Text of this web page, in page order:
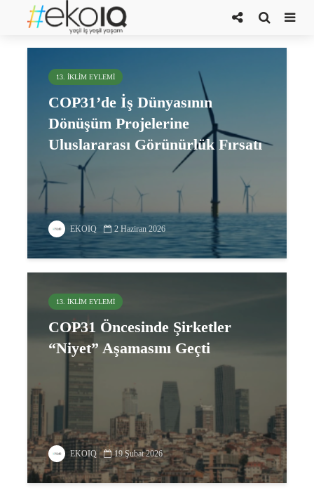
Ediz Günsel
13. İKLIM EYLEMI
COP31’de İş Dünyasının
Dönüşüm Projelerine
Uluslararası Görünürlük Fırsatı
EKOIQ 2 Haziran 2026
13. İKLIM EYLEMI
COP31 Öncesinde Şirketler
“Niyet” Aşamasını Geçti
EKOIQ 19 Şubat 2026